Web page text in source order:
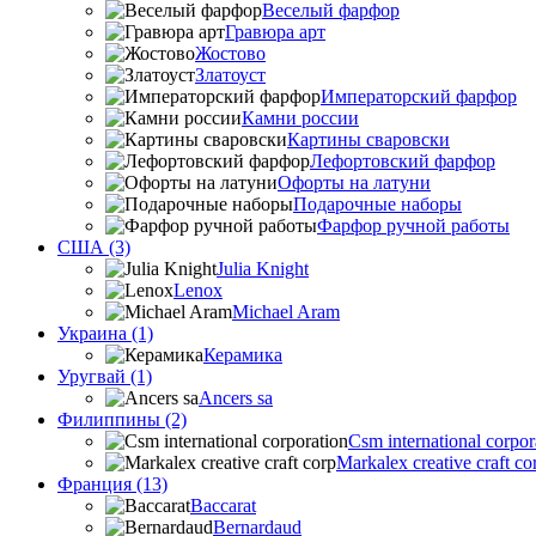
Веселый фарфор
Гравюра арт
Жостово
Златоуст
Императорский фарфор
Камни россии
Картины сваровски
Лефортовский фарфор
Офорты на латуни
Подарочные наборы
Фарфор ручной работы
США (3)
Julia Knight
Lenox
Michael Aram
Украина (1)
Керамика
Уругвай (1)
Ancers sa
Филиппины (2)
Csm international
Markalex creative craft
Франция (13)
Baccarat
Bernardaud